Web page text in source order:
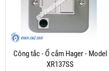
Công tắc - Ổ cắm Hager - Model
XR137SS